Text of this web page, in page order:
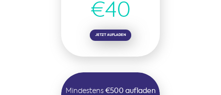
€40
JETZT AUFLADEN
Mindestens €500 aufladen